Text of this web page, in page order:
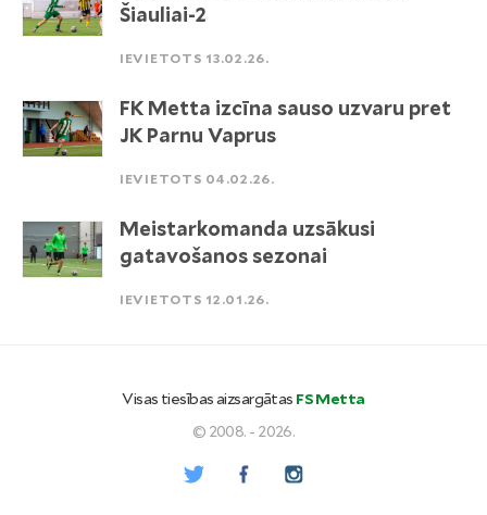
Šiauliai-2
IEVIETOTS 13.02.26.
FK Metta izcīna sauso uzvaru pret
JK Parnu Vaprus
IEVIETOTS 04.02.26.
Meistarkomanda uzsākusi
gatavošanos sezonai
IEVIETOTS 12.01.26.
Visas tiesības aizsargātas FS Metta
© 2008. - 2026.